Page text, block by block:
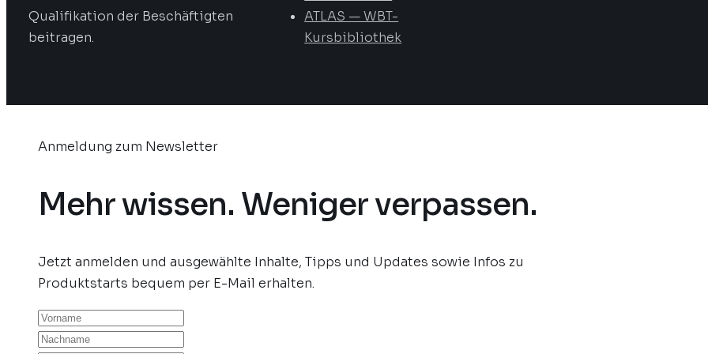
Qualifikation der Beschäftigten
beitragen.
ATLAS — WBT-
Kursbibliothek
Anmeldung zum Newsletter
Mehr wissen. Weniger verpassen.
Jetzt anmelden und ausgewählte Inhalte, Tipps und Updates sowie Infos zu
Produktstarts bequem per E-Mail erhalten.